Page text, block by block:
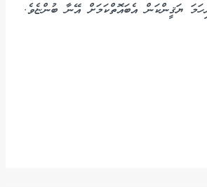
ޔަޤީންކަން އެބައޮތްކަމަށް އޭނާ ބުންޏެވެ.